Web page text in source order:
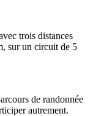
trois distances
sur un circuit de 5
de randonnée
autrement.